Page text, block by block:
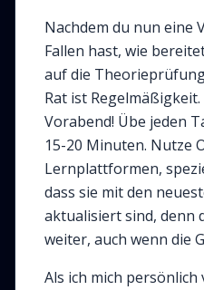
Nachdem du nun eine
Fallen hast, wie
auf die
Rat ist
Vorabend! Übe jeden
15-20 Minuten. Nutze
Lernplattformen,
dass sie mit den
aktualisiert sind, denn
weiter, auch wenn die
Als ich mich